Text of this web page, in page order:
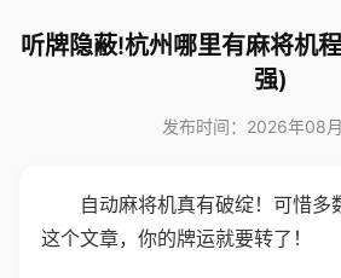
听牌隐蔽!杭州哪里有麻将机
强)
发布时间：2026年08
自动麻将机真有破绽！可惜多
这个文章，你的牌运就要转了！